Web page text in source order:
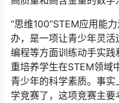
“思维100”STEM应用能
办，是一项让青少年灵活
编程等方面训练动手实
重培养学生在STEM领域
青少年的科学素质。事
学竞赛了，这项竞赛主